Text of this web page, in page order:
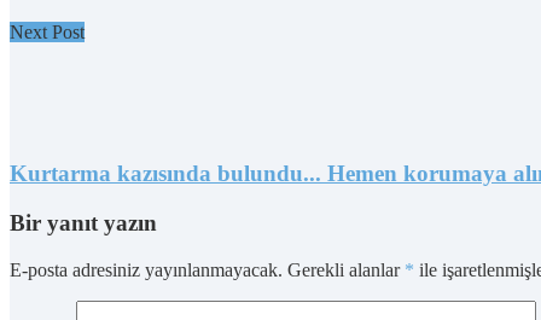
Next Post
Kurtarma kazısında bulundu... Hemen korumaya
Bir yanıt yazın
E-posta adresiniz yayınlanmayacak. Gerekli alanlar * ile